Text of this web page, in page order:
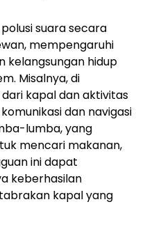
suara secara
mempengaruhi
kelangsungan hidup
Misalnya, di
kapal dan aktivitas
dan navigasi
lumba, yang
mencari makanan,
ini dapat
keberhasilan
kapal yang